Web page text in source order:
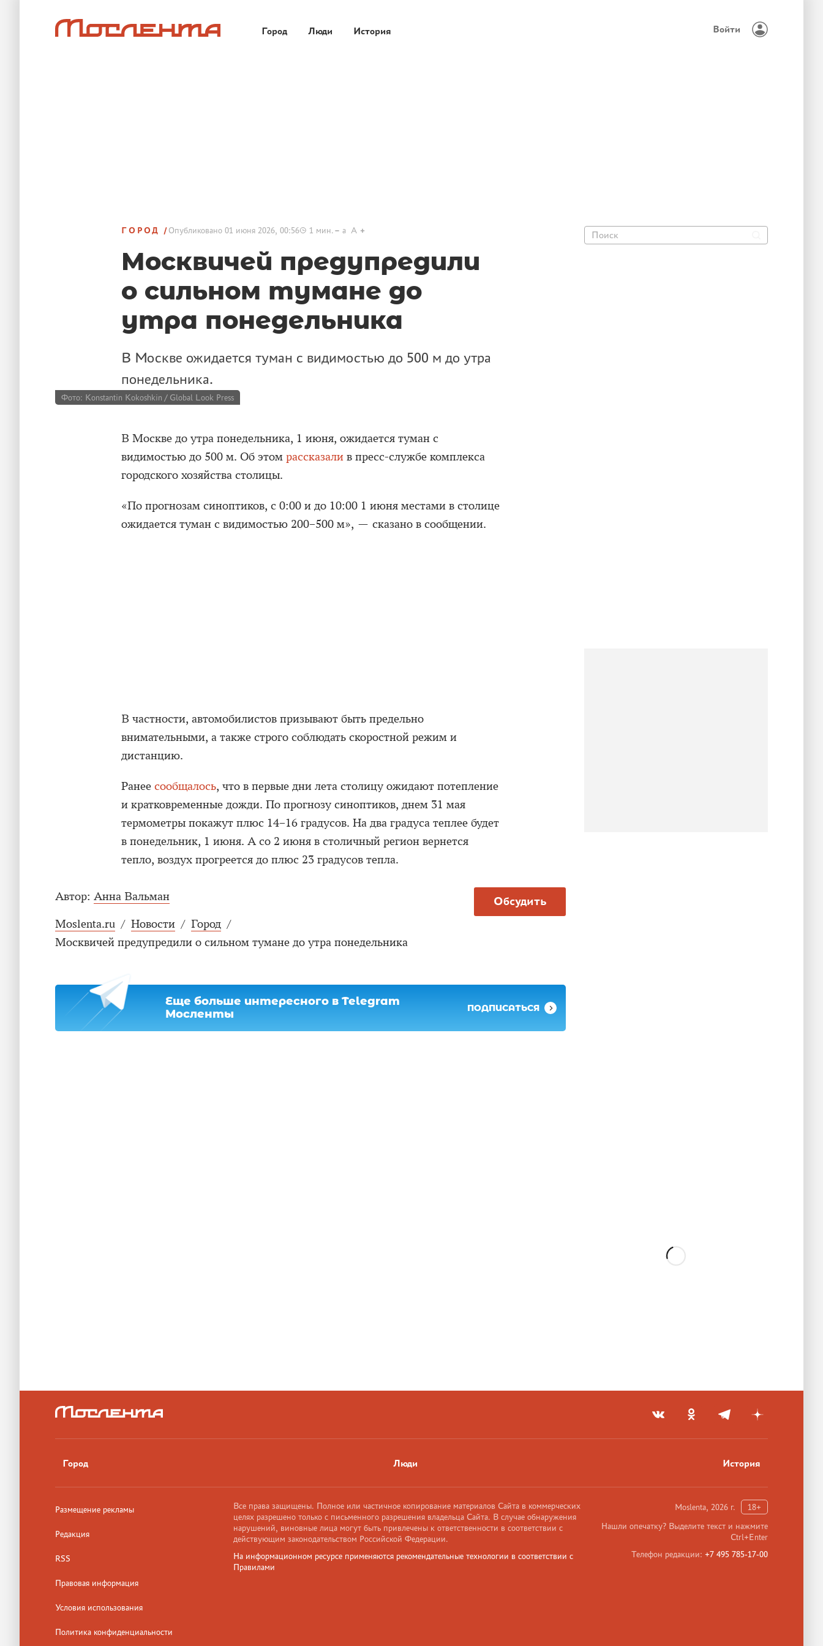
Город Люди История Войти
ГОРОД Опубликовано 01 июня 2026, 00:56 1 мин. a A
Москвичей предупредили
о сильном тумане до
утра понедельника
В Москве ожидается туман с видимостью до 500 м до утра
понедельника.
Фото: Konstantin Kokoshkin / Global Look Press
В Москве до утра понедельника, 1 июня, ожидается туман с
видимостью до 500 м. Об этом рассказали в пресс-службе комплекса
городского хозяйства столицы.
«По прогнозам синоптиков, с 0:00 и до 10:00 1 июня местами в столице
ожидается туман с видимостью 200–500 м», — сказано в сообщении.
В частности, автомобилистов призывают быть предельно
внимательными, а также строго соблюдать скоростной режим и
дистанцию.
Ранее сообщалось, что в первые дни лета столицу ожидают потепление
и кратковременные дожди. По прогнозу синоптиков, днем 31 мая
термометры покажут плюс 14–16 градусов. На два градуса теплее будет
в понедельник, 1 июня. А со 2 июня в столичный регион вернется
тепло, воздух прогреется до плюс 23 градусов тепла.
Обсудить
Автор: Анна Вальман
Moslenta.ru / Новости / Город /
Москвичей предупредили о сильном тумане до утра понедельника
Еще больше интересного в Telegram
Мосленты
ПОДПИСАТЬСЯ
Город Люди История
Размещение рекламы
Редакция
RSS
Правовая информация
Условия использования
Политика конфиденциальности
Moslenta, 2026 г.
18+
Нашли опечатку? Выделите текст и нажмите
Ctrl+Enter
Телефон редакции: +7 495 785-17-00
Все права защищены. Полное или частичное копирование материалов Сайта в коммерческих
целях разрешено только с письменного разрешения владельца Сайта. В случае обнаружения
нарушений, виновные лица могут быть привлечены к ответственности в соответствии с
действующим законодательством Российской Федерации.
На информационном ресурсе применяются рекомендательные технологии в соответствии с
Правилами